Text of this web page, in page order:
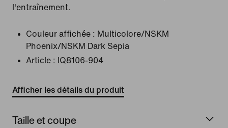
l'entraînement.
Couleur affichée : Multicolore/NSKM
Phoenix/NSKM Dark Sepia
Article :
IQ8106-904
Afficher les détails du produit
Taille et coupe